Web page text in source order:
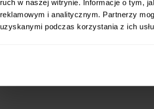
ruch w naszej witrynie. Informacje o tym,
reklamowym i analitycznym. Partnerzy
uzyskanymi podczas korzystania z ich
179 zł
Wysyłamy w 24h